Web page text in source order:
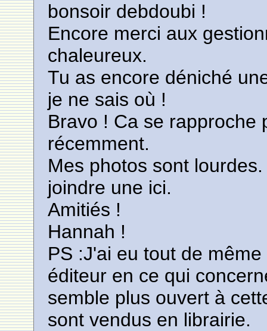
bonsoir debdoubi !
Encore merci aux
chaleureux.
Tu as encore déniché
je ne sais où !
Bravo ! Ca se rapproche
récemment.
Mes photos sont
joindre une ici.
Amitiés !
Hannah !
PS :J'ai eu tout de
éditeur en ce qui
semble plus ouvert à
sont vendus en librairie.